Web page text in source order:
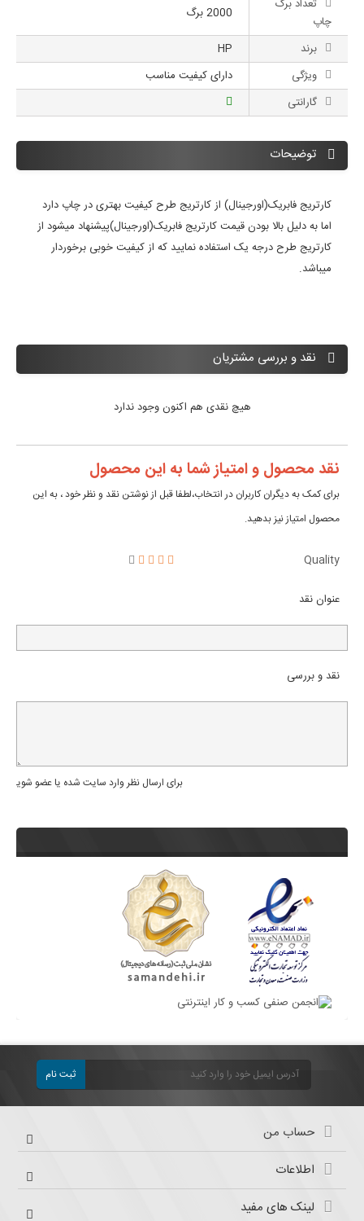
تعداد برگ
چاپ
2000 برگ
برند
HP
ویژگی
دارای کیفیت مناسب
گارانتی
توضیحات
کارتریج فابریک(اورجینال) از کارتریج طرح کیفیت بهتری در چاپ دارد
اما به دلیل بالا بودن قیمت کارتریج فابریک(اورجینال)پیشنهاد میشود از
کارتریج طرح درجه یک استفاده نمایید که از کیفیت خوبی برخوردار
میباشد.
نقد و بررسی مشتریان
هیچ نقدی هم اکنون وجود ندارد
نقد محصول و امتیاز شما به این محصول
برای کمک به دیگران کاربران در انتخاب،لطفا قبل از نوشتن نقد و نظر خود ، به این
محصول امتیاز نیز بدهید.
Quality
عنوان نقد
نقد و بررسی
برای ارسال نظر وارد سایت شده یا عضو شوید
ثبت نام
حساب من
اطلاعات
لینک های مفید